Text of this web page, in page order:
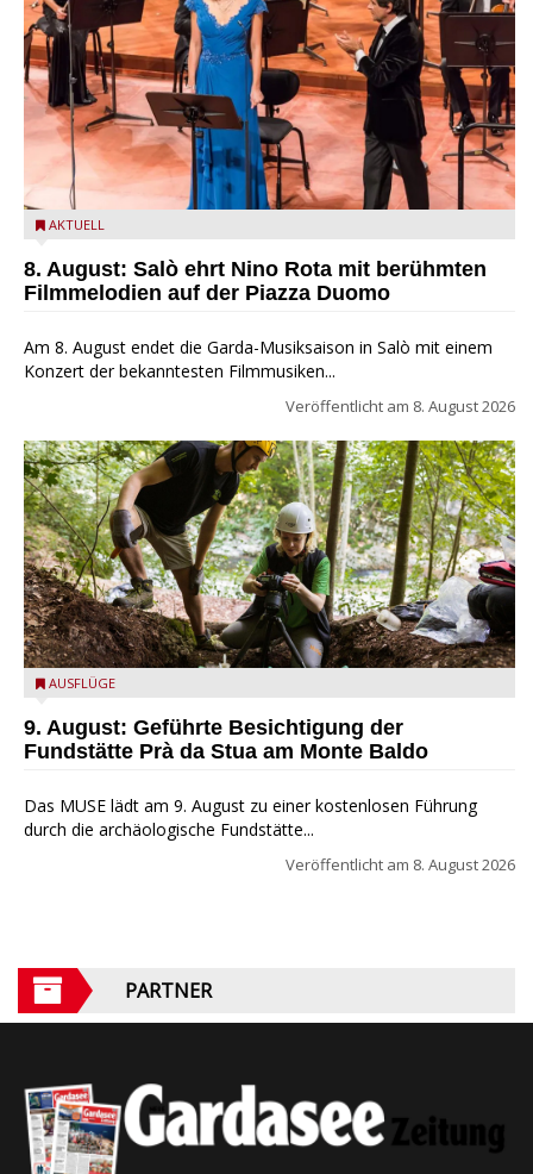
Estate Musicale del Garda: Salò ehrt Nino Rota
AKTUELL
8. August: Salò ehrt Nino Rota mit berühmten
Filmmelodien auf der Piazza Duomo
Am 8. August endet die Garda-Musiksaison in Salò mit einem
Konzert der bekanntesten Filmmusiken...
Veröffentlicht am 8. August 2026
die archäologische Fundstätte Riparo Prà da Stua am Monte
AUSFLÜGE
9. August: Geführte Besichtigung der
Fundstätte Prà da Stua am Monte Baldo
Das MUSE lädt am 9. August zu einer kostenlosen Führung
durch die archäologische Fundstätte...
Veröffentlicht am 8. August 2026
PARTNER